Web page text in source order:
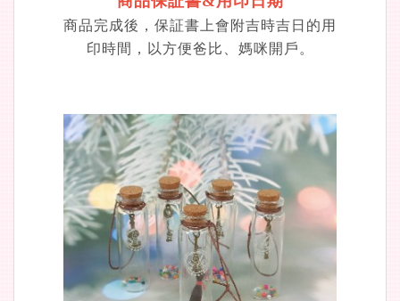
商品完成後，保証書上會附吉時吉日的用
印時間，以方便爸比、媽咪開戶。